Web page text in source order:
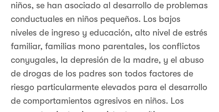
niños, se han asociado al desarrollo de problemas
conductuales en niños pequeños. Los bajos
niveles de ingreso y educación, alto nivel de estrés
familiar, familias mono parentales, los conflictos
conyugales, la depresión de la madre, y el abuso
de drogas de los padres son todos factores de
riesgo particularmente elevados para el desarrollo
de comportamientos agresivos en niños. Los